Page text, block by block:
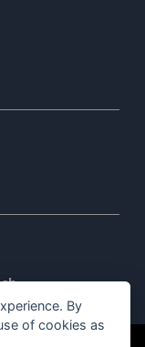
By
of cookies as